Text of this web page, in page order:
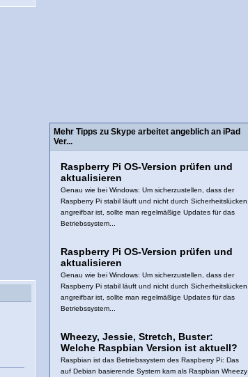
Mehr Tipps zu Skype arbeitet angeblich an iPad
Ver...
Raspberry Pi OS-Version prüfen und
aktualisieren
Genau wie bei Windows: Um sicherzustellen, dass der
Raspberry Pi stabil läuft und nicht durch Sicherheitslücken
angreifbar ist, sollte man regelmäßige Updates für das
Betriebssystem...
Raspberry Pi OS-Version prüfen und
aktualisieren
Genau wie bei Windows: Um sicherzustellen, dass der
Raspberry Pi stabil läuft und nicht durch Sicherheitslücken
angreifbar ist, sollte man regelmäßige Updates für das
Betriebssystem...
Wheezy, Jessie, Stretch, Buster:
Welche Raspbian Version ist aktuell?
Raspbian ist das Betriebssystem des Raspberry Pi: Das
auf Debian basierende System kam als Raspbian Wheezy